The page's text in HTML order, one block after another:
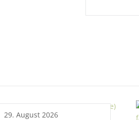
29. August 2026